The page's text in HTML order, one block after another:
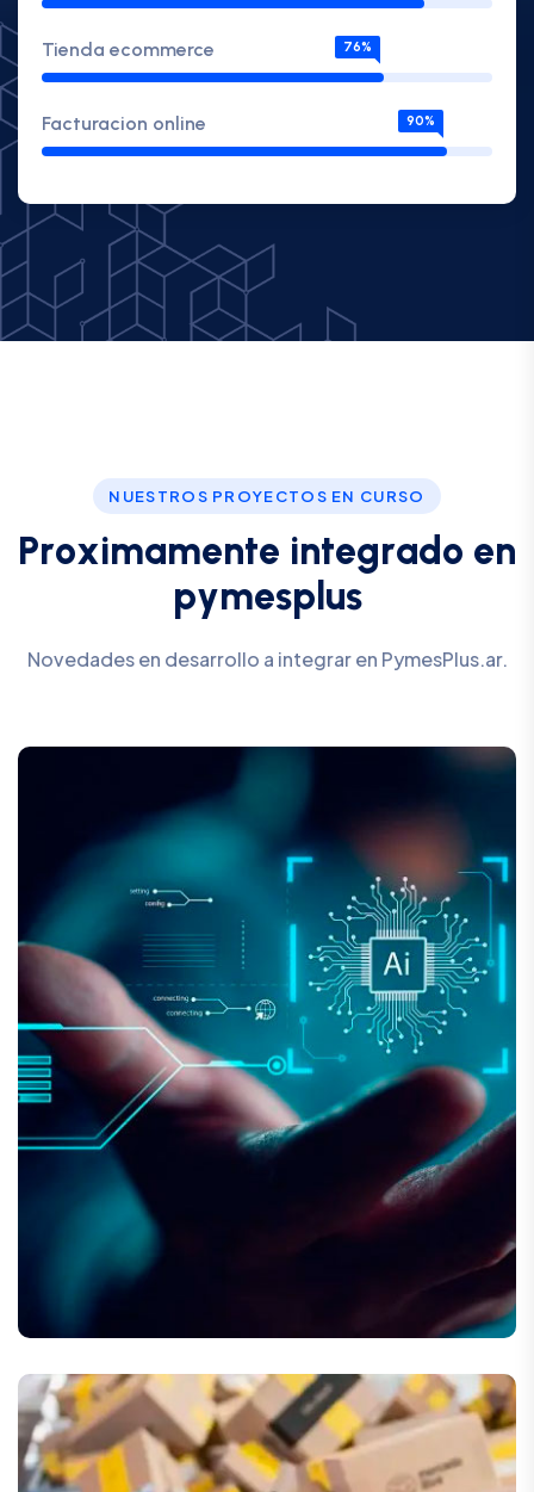
Tienda ecommerce 76%
Facturacion online 90%
NUESTROS PROYECTOS EN CURSO
Proximamente integrado en
pymesp us
Novedades en desarrollo a integrar en PymesPlus.ar.